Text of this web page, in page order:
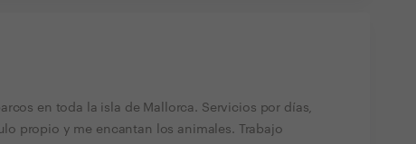
en toda la isla de Mallorca. Servicios por días,
propio y me encantan los animales. Trabajo